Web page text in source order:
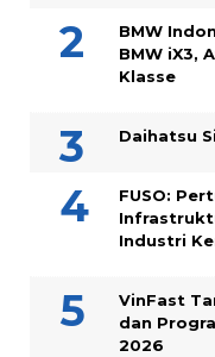
BMW
BMW iX3,
Klasse
Daihatsu
FUSO:
Industri
VinFast
dan
2026